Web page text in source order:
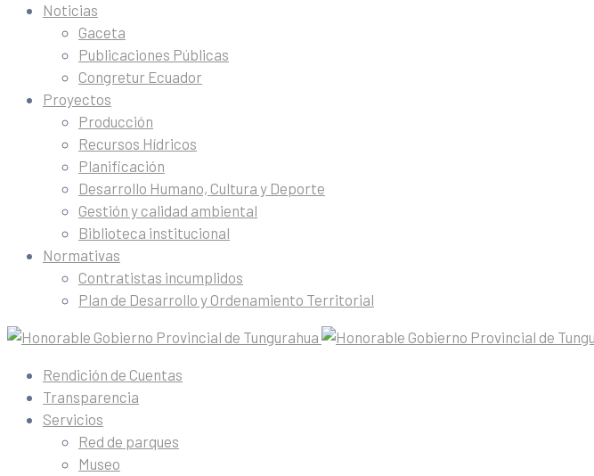
Noticias
Gaceta
Publicaciones Públicas
Congretur Ecuador
Proyectos
Producción
Recursos Hídricos
Planificación
Desarrollo Humano, Cultura y Deporte
Gestión y calidad ambiental
Biblioteca institucional
Normativas
Contratistas incumplidos
Plan de Desarrollo y Ordenamiento Territorial
Rendición de Cuentas
Transparencia
Servicios
Red de parques
Museo